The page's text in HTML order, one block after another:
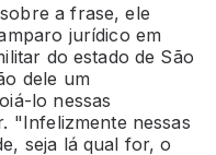
a frase, ele
jurídico em
do estado de São
dele um
lo nessas
"Infelizmente nessas
seja lá qual for, o